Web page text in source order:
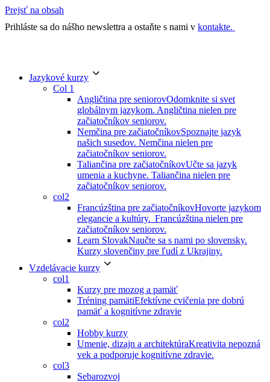
Prejsť na obsah
Prihláste sa do nášho newslettra a ostaňte s nami v kontakte.
Jazykové kurzy
Col 1
Angličtina pre seniorovOdomknite si svet
globálnym jazykom. Angličtina nielen pre
začiatočníkov seniorov.
Nemčina pre začiatočníkovSpoznajte jazyk
našich susedov. Nemčina nielen pre
začiatočníkov seniorov.
Taliančina pre začiatočníkovUčte sa jazyk
umenia a kuchyne. Taliančina nielen pre
začiatočníkov seniorov.
col2
Francúzština pre začiatočníkovHovorte jazykom
elegancie a kultúry. Francúzština nielen pre
začiatočníkov seniorov.
Learn SlovakNaučte sa s nami po slovensky.
Kurzy slovenčiny pre ľudí z Ukrajiny.
Vzdelávacie kurzy
col1
Kurzy pre mozog a pamäť
Tréning pamätiEfektívne cvičenia pre dobrú
pamäť a kognitívne zdravie
col2
Hobby kurzy
Umenie, dizajn a architektúraKreativita nepozná
vek a podporuje kognitívne zdravie.
col3
Sebarozvoj